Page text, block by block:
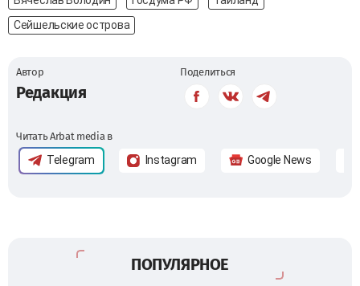
Сейшельские острова
Автор
Редакция
Поделиться
Читать Arbat media в
Telegram Instagram Google News
ПОПУЛЯРНОЕ